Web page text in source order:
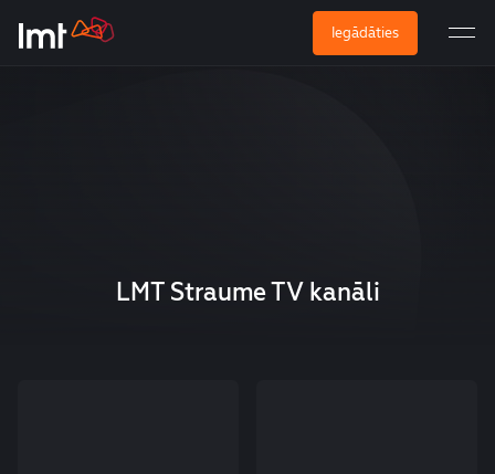
Iegādāties
LMT Straume TV kanāli